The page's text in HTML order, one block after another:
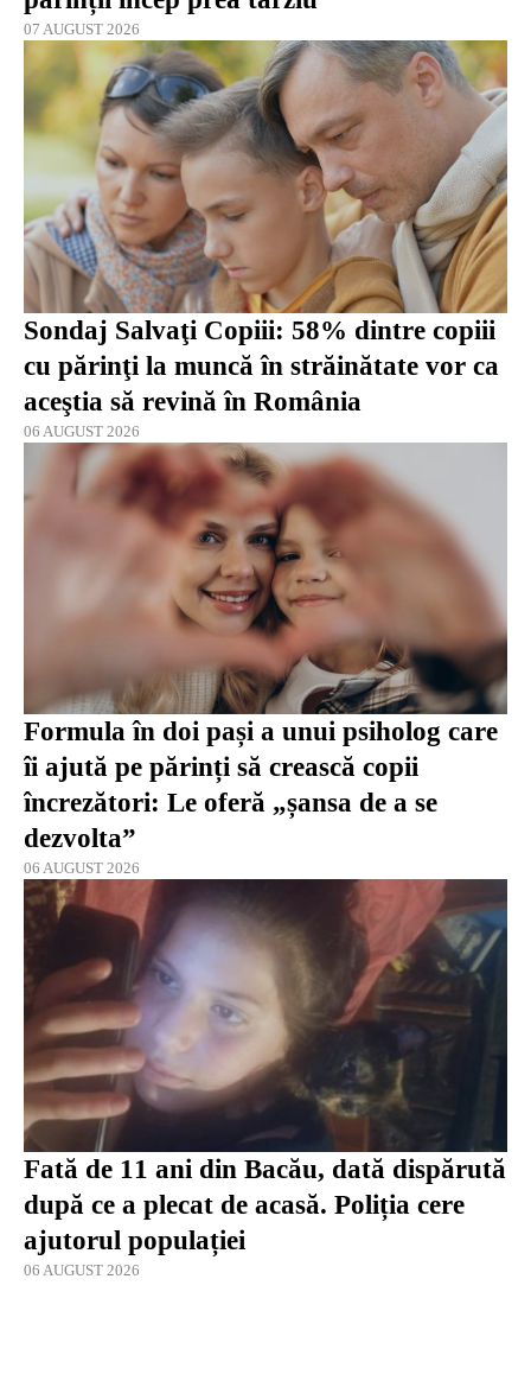
07 AUGUST 2026
Sondaj Salvaţi Copiii: 58% dintre copiii
cu părinţi la muncă în străinătate vor ca
aceştia să revină în România
06 AUGUST 2026
Formula în doi pași a unui psiholog care
îi ajută pe părinți să crească copii
încrezători: Le oferă „șansa de a se
dezvolta”
06 AUGUST 2026
Fată de 11 ani din Bacău, dată dispărută
după ce a plecat de acasă. Poliția cere
ajutorul populației
06 AUGUST 2026